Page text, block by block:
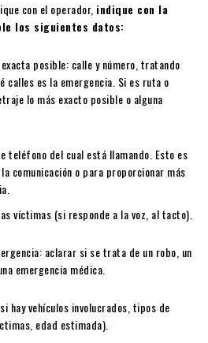
con el operador, indique con la
los siguientes datos:
posible: calle y número, tratando
calles es la emergencia. Si es ruta o
lo más exacto posible o alguna
teléfono del cual está llamando. Esto es
comunicación o para proporcionar más
víctimas (si responde a la voz, al tacto).
aclarar si se trata de un robo, un
emergencia médica.
hay vehículos involucrados, tipos de
edad estimada).